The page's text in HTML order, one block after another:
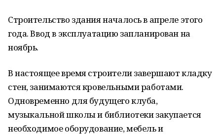
Строительство здания началось в апреле этого
года. Ввод в эксплуатацию запланирован на
ноябрь.
В настоящее время строители завершают кладку
стен, занимаются кровельными работами.
Одновременно для будущего клуба,
музыкальной школы и библиотеки закупается
необходимое оборудование, мебель и